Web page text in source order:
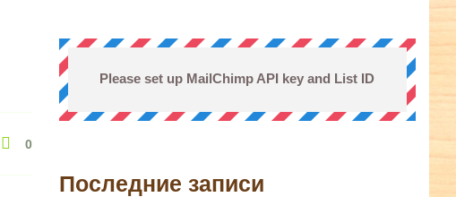
0
Please set up MailChimp API key and List ID
Последние записи